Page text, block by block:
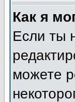
Как я
Если ты
можете